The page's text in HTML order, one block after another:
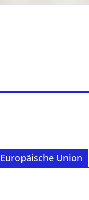
Europäische Union